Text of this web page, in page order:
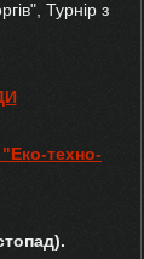
Турнір з
техно-